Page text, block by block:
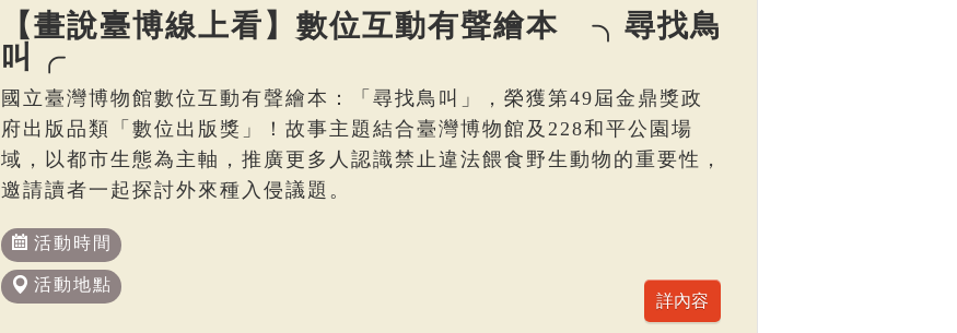
【畫說臺博線上看】數位互動有聲繪本 ╮尋找鳥
叫╭
國立臺灣博物館數位互動有聲繪本：「尋找鳥叫」，榮獲第49屆金鼎獎政
府出版品類「數位出版獎」！故事主題結合臺灣博物館及228和平公園場
域，以都市生態為主軸，推廣更多人認識禁止違法餵食野生動物的重要性，
邀請讀者一起探討外來種入侵議題。
活動時間
活動地點